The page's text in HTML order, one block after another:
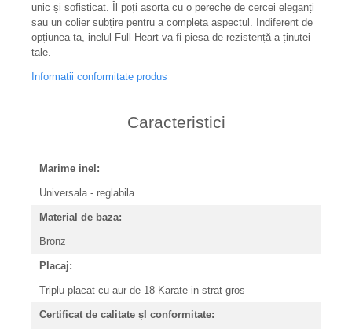
unic și sofisticat. Îl poți asorta cu o pereche de cercei eleganți
sau un colier subțire pentru a completa aspectul. Indiferent de
opțiunea ta, inelul Full Heart va fi piesa de rezistență a ținutei
tale.
Informatii conformitate produs
Caracteristici
Marime inel:
Universala - reglabila
Material de baza:
Bronz
Placaj:
Triplu placat cu aur de 18 Karate in strat gros
Certificat de calitate șI conformitate: